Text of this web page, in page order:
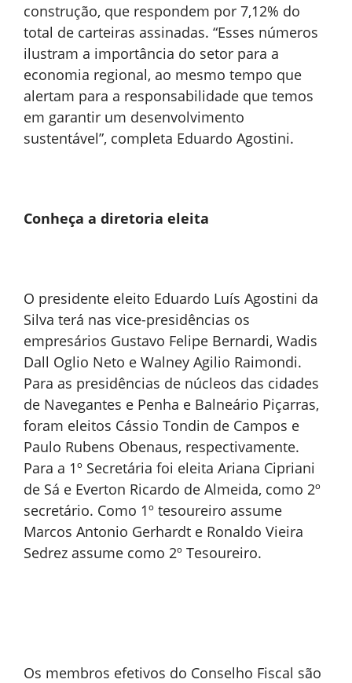
construção, que respondem por 7,12% do
total de carteiras assinadas. “Esses números
ilustram a importância do setor para a
economia regional, ao mesmo tempo que
alertam para a responsabilidade que temos
em garantir um desenvolvimento
sustentável”, completa Eduardo Agostini.
Conheça a diretoria eleita
O presidente eleito Eduardo Luís Agostini da
Silva terá nas vice-presidências os
empresários Gustavo Felipe Bernardi, Wadis
Dall Oglio Neto e Walney Agilio Raimondi.
Para as presidências de núcleos das cidades
de Navegantes e Penha e Balneário Piçarras,
foram eleitos Cássio Tondin de Campos e
Paulo Rubens Obenaus, respectivamente.
Para a 1º Secretária foi eleita Ariana Cipriani
de Sá e Everton Ricardo de Almeida, como 2º
secretário. Como 1º tesoureiro assume
Marcos Antonio Gerhardt e Ronaldo Vieira
Sedrez assume como 2º Tesoureiro.
Os membros efetivos do Conselho Fiscal são